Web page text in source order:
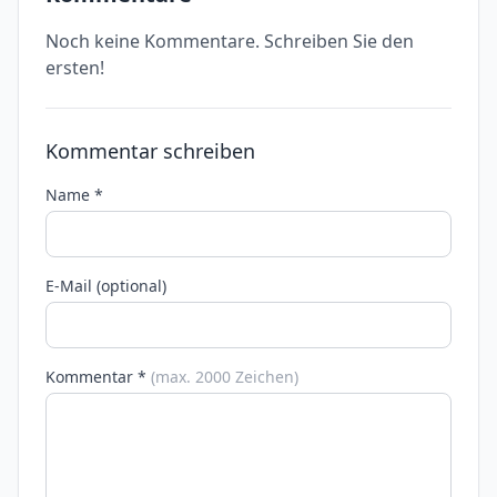
Noch keine Kommentare. Schreiben Sie den
ersten!
Kommentar schreiben
Name *
E-Mail (optional)
Kommentar * (max. 2000 Zeichen)